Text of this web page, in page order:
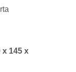
x 145 x